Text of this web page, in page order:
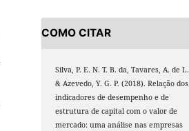
COMO CITAR
Silva, P. E. N. T. B. da, Tavares, A. de
& Azevedo, Y. G. P. (2018). Relação dos
indicadores de desempenho e de
estrutura de capital com o valor de
mercado: uma análise nas empresas